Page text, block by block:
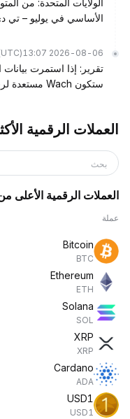
الولايات المتحدة: من
الأساسي في يوليو – تي
2026-08-06 13:07
(UTC)
تقرير: إذا استمرت بيانات
ستكون Wach مستعدة لرفع أسعار الفائدة في سبتمبر
العملات الرقمية
بحث
العملات الرقمية الأعلى
عملة
Bitcoin
BTC
Ethereum
ETH
Solana
SOL
XRP
XRP
Cardano
ADA
USD1
USD1